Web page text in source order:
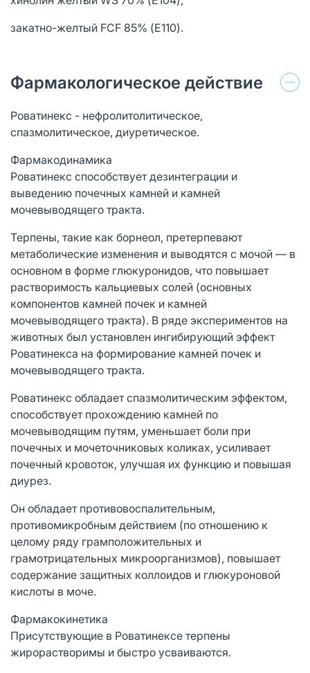
закатно-желтый FCF 85% (Е110).
Фармакологическое действие
Роватинекс - нефролитолитическое,
спазмолитическое, диуретическое.
Фармакодинамика
Роватинекс способствует дезинтеграции и
выведению почечных камней и камней
мочевыводящего тракта.
Терпены, такие как борнеол, претерпевают
метаболические изменения и выводятся с мочой — в
основном в форме глюкуронидов, что повышает
растворимость кальциевых солей (основных
компонентов камней почек и камней
мочевыводящего тракта). В ряде экспериментов на
животных был установлен ингибирующий эффект
Роватинекса на формирование камней почек и
мочевыводящего тракта.
Роватинекс обладает спазмолитическим эффектом,
способствует прохождению камней по
мочевыводящим путям, уменьшает боли при
почечных и мочеточниковых коликах, усиливает
почечный кровоток, улучшая их функцию и повышая
диурез.
Он обладает противовоспалительным,
противомикробным действием (по отношению к
целому ряду грамположительных и
грамотрицательных микроорганизмов), повышает
содержание защитных коллоидов и глюкуроновой
кислоты в моче.
Фармакокинетика
Присутствующие в Роватинексе терпены
жирорастворимы и быстро усваиваются.